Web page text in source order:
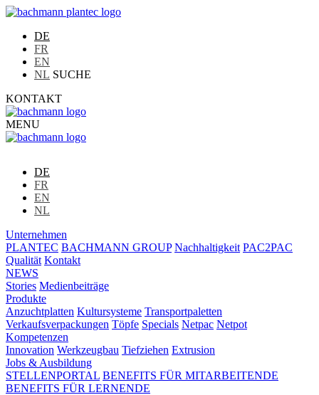
DE
FR
EN
NL SUCHE
KONTAKT
MENU
DE
FR
EN
NL
Unternehmen
PLANTEC BACHMANN GROUP Nachhaltigkeit PAC2PAC
Qualität Kontakt
NEWS
Stories Medienbeiträge
Produkte
Anzuchtplatten Kultursysteme Transportpaletten
Verkaufsverpackungen Töpfe Specials Netpac Netpot
Kompetenzen
Innovation Werkzeugbau Tiefziehen Extrusion
Jobs & Ausbildung
STELLENPORTAL BENEFITS FÜR MITARBEITENDE
BENEFITS FÜR LERNENDE